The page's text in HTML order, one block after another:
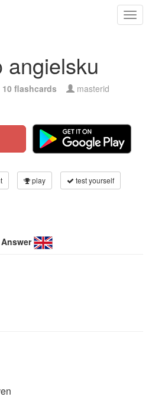
angielsku
10 flashcards masterid
play test yourself
Answer